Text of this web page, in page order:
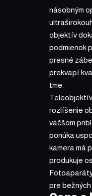
násobným
objektív
podmienok
presné
prekvapí
tme.
rozlíšenie
väčšom
ponúka
kamera má
produkuje
pre